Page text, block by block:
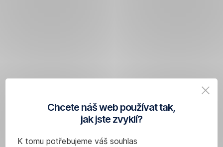
Chcete náš web používat tak,
jak jste zvyklí?
K tomu potřebujeme váš souhlas